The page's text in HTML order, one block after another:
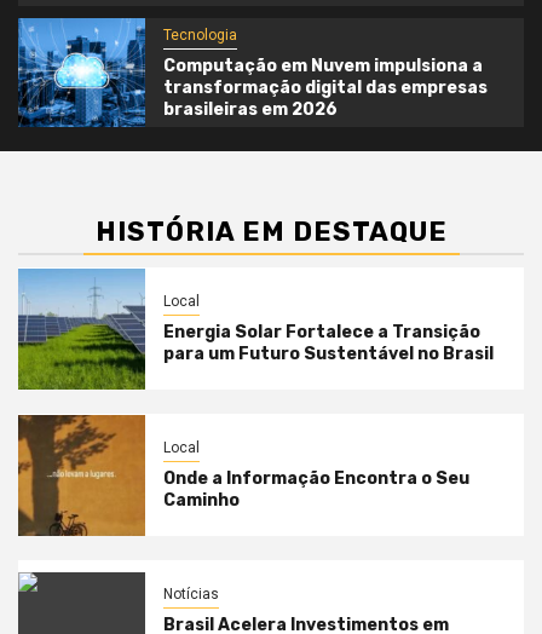
Tecnologia
Computação em Nuvem impulsiona a
transformação digital das empresas
brasileiras em 2026
HISTÓRIA EM DESTAQUE
Local
Energia Solar Fortalece a Transição
para um Futuro Sustentável no Brasil
Local
Onde a Informação Encontra o Seu
Caminho
Notícias
Brasil Acelera Investimentos em